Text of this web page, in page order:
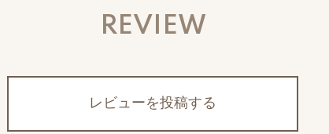
REVIEW
レビューを投稿する